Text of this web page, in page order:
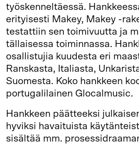
työskenneltäessä.
erityisesti Makey, Makey -
testattiin sen toimivuutta ja
tällaisessa toiminnassa.
osallistujia kuudesta eri
Ranskasta, Italiasta,
Suomesta. Koko hankkeen
portugalilainen Glocalmusic.
Hankkeen päätteeksi
hyviksi havaituista
sisältää mm.